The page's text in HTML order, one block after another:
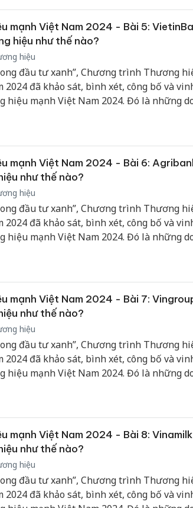
mạnh Việt Nam 2024 - Bài 5:
hiệu như thế nào?
hiệu
đầu tư xanh”, Chương trình Thương
2024 đã khảo sát, bình xét, công bố và
hiệu mạnh Việt Nam 2024. Đó là những
mạnh Việt Nam 2024 - Bài 6:
như thế nào?
hiệu
đầu tư xanh”, Chương trình Thương
2024 đã khảo sát, bình xét, công bố và
hiệu mạnh Việt Nam 2024. Đó là những
mạnh Việt Nam 2024 - Bài 7:
như thế nào?
hiệu
đầu tư xanh”, Chương trình Thương
2024 đã khảo sát, bình xét, công bố và
hiệu mạnh Việt Nam 2024. Đó là những
mạnh Việt Nam 2024 - Bài 8:
như thế nào?
hiệu
đầu tư xanh”, Chương trình Thương
2024 đã khảo sát, bình xét, công bố và